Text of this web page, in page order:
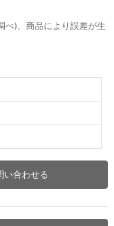
べ)、商品により誤差が生
い合わせる